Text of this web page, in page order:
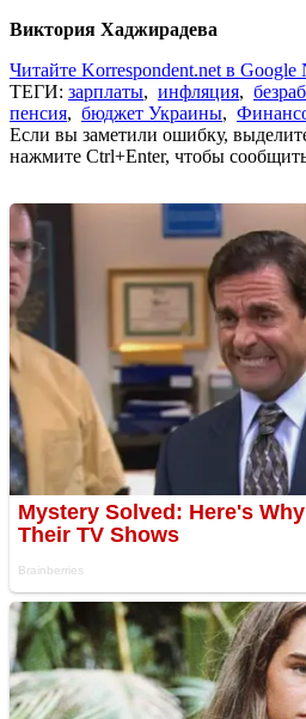
Виктория Хаджирадева
Читайте Korrespondent.net в Google
ТЕГИ: зарплаты, инфляция,
пенсия, бюджет Украины,
Если вы заметили ошибку,
нажмите Ctrl+Enter, чтобы